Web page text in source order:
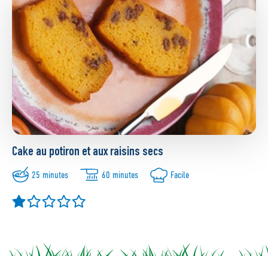
Cake au potiron et aux raisins secs
25 minutes 60 minutes Facile